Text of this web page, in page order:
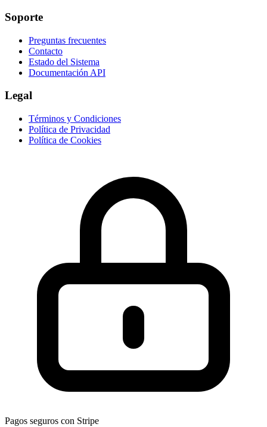
Soporte
Preguntas frecuentes
Contacto
Estado del Sistema
Documentación API
Legal
Términos y Condiciones
Política de Privacidad
Política de Cookies
Pagos seguros con Stripe